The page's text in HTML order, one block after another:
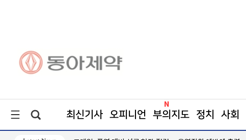
최신기사 오피니언 부의지도 정치 사회